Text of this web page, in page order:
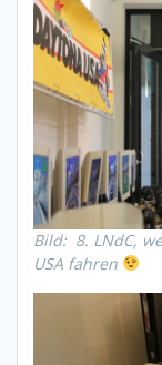
Bild: 8. LNdC,
USA fahren